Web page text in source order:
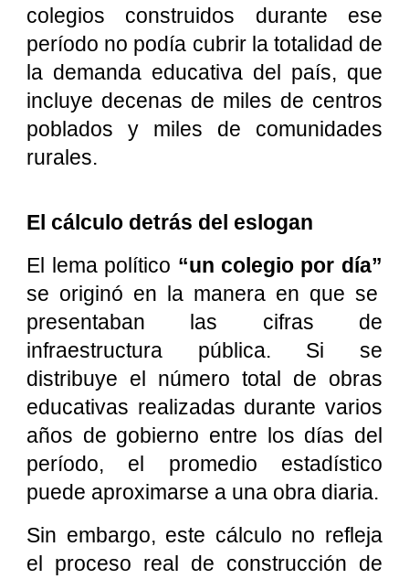
colegios construidos durante ese
período no podía cubrir la totalidad de
la demanda educativa del país, que
incluye decenas de miles de centros
poblados y miles de comunidades
rurales.
El cálculo detrás del eslogan
El lema político “un colegio por día”
se originó en la manera en que se
presentaban las cifras de
infraestructura pública. Si se
distribuye el número total de obras
educativas realizadas durante varios
años de gobierno entre los días del
período, el promedio estadístico
puede aproximarse a una obra diaria.
Sin embargo, este cálculo no refleja
el proceso real de construcción de